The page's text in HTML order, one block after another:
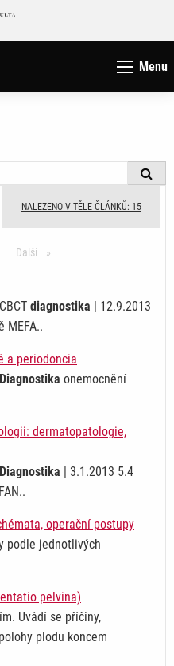
Menu
NALEZENO V TĚLE ČLÁNKŮ: 15
Další stránka
diagnostika | 12.9.2013
MEFA..
a periodoncia
Diagnostika onemocnění
dermatopatologie,
Diagnostika | 3.1.2013 5.4
operační postupy
podle jednotlivých
pelvina)
Uvádí se příčiny,
plodu koncem